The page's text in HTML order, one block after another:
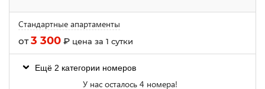
Стандартные апартаменты
от3 300 ₽ цена за 1 сутки
Ещё 2 категории номеров
У нас осталось 4 номера!